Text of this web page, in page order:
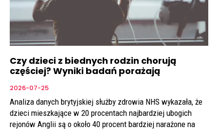
Czy dzieci z biednych rodzin chorują
częściej? Wyniki badań porażają
2026-07-25
Analiza danych brytyjskiej służby zdrowia NHS wykazała, że
dzieci mieszkające w 20 procentach najbardziej ubogich
rejonów Anglii są o około 40 procent bardziej narażone na